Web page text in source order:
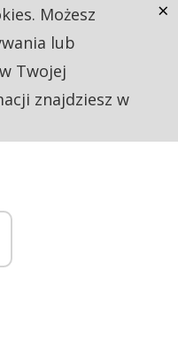
Możesz
lub
Twojej
znajdziesz w
×